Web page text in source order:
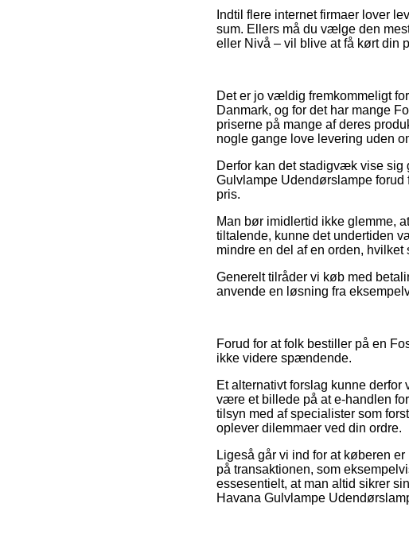
Indtil flere internet firmaer lover
sum. Ellers må du vælge den
eller Nivå – vil blive at få kørt din
Det er jo vældig fremkommeligt
Danmark, og for det har mange
priserne på mange af deres
nogle gange love levering uden
Derfor kan det stadigvæk vise sig
Gulvlampe Udendørslampe
pris.
Man bør imidlertid ikke glemme,
tiltalende, kunne det undertiden
mindre en del af en orden,
Generelt tilråder vi køb med
anvende en løsning fra
Forud for at folk bestiller på en
ikke videre spændende.
Et alternativt forslag kunne
være et billede på at e-handlen
tilsyn med af specialister som
oplever dilemmaer ved din ordre.
Ligeså går vi ind for at køberen
på transaktionen, som
essesentielt, at man altid sikrer
Havana Gulvlampe